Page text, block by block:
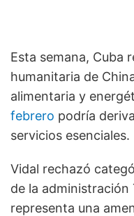
Esta semana, Cuba
humanitaria de
alimentaria y
febrero podría
servicios esenciales.
Vidal rechazó
de la administración
representa una